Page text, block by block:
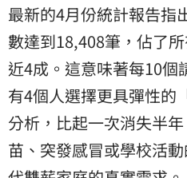
最新的4月份統計報告指
數達到18,408筆，佔了
近4成。這意味著每10個
有4個人選擇更具彈性的
分析，比起一次消失半
苗、突發感冒或學校活